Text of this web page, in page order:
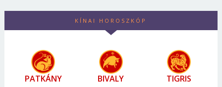
KÍNAI HOROSZKÓP
PATKÁNY BIVALY TIGRIS